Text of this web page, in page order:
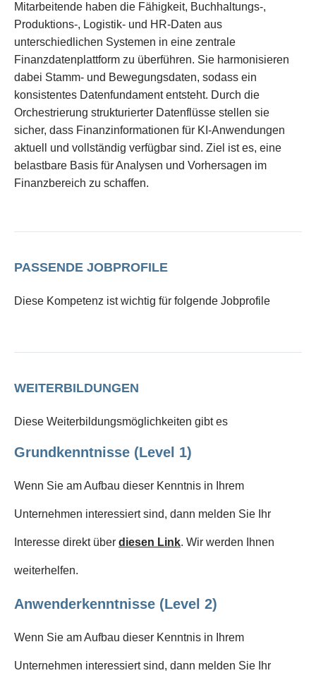
Mitarbeitende haben die Fähigkeit, Buchhaltungs-,
Produktions-, Logistik- und HR-Daten aus
unterschiedlichen Systemen in eine zentrale
Finanzdatenplattform zu überführen. Sie harmonisieren
dabei Stamm- und Bewegungsdaten, sodass ein
konsistentes Datenfundament entsteht. Durch die
Orchestrierung strukturierter Datenflüsse stellen sie
sicher, dass Finanzinformationen für KI-Anwendungen
aktuell und vollständig verfügbar sind. Ziel ist es, eine
belastbare Basis für Analysen und Vorhersagen im
Finanzbereich zu schaffen.
PASSENDE JOBPROFILE
Diese Kompetenz ist wichtig für folgende Jobprofile
WEITERBILDUNGEN
Diese Weiterbildungsmöglichkeiten gibt es
Grundkenntnisse (Level 1)
Wenn Sie am Aufbau dieser Kenntnis in Ihrem
Unternehmen interessiert sind, dann melden Sie Ihr
Interesse direkt über diesen Link. Wir werden Ihnen
weiterhelfen.
Anwenderkenntnisse (Level 2)
Wenn Sie am Aufbau dieser Kenntnis in Ihrem
Unternehmen interessiert sind, dann melden Sie Ihr